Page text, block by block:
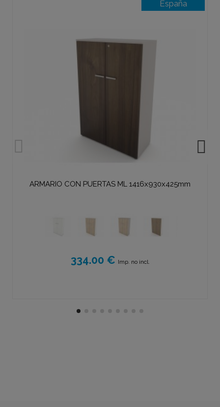
España
ARMARIO CON PUERTAS ML 1416x930x425mm
334.00 € Imp. no incl.